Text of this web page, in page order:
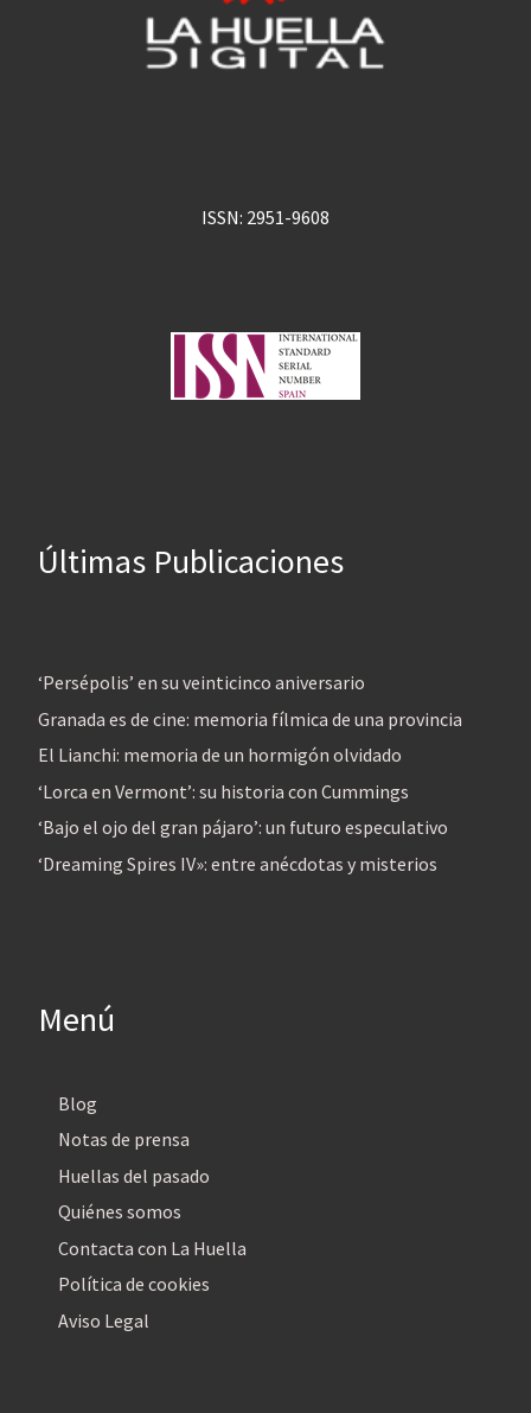
ISSN: 2951-9608
Últimas Publicaciones
‘Persépolis’ en su veinticinco aniversario
Granada es de cine: memoria fílmica de una provincia
El Lianchi: memoria de un hormigón olvidado
‘Lorca en Vermont’: su historia con Cummings
‘Bajo el ojo del gran pájaro’: un futuro especulativo
‘Dreaming Spires IV»: entre anécdotas y misterios
Menú
Blog
Notas de prensa
Huellas del pasado
Quiénes somos
Contacta con La Huella
Política de cookies
Aviso Legal